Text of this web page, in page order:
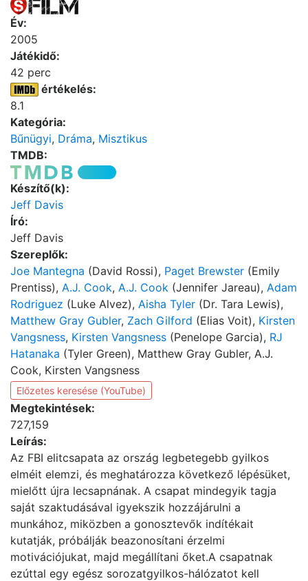
Év:
2005
Játékidő:
42 perc
értékelés:
8.1
Kategória:
Bűnügyi, Dráma, Misztikus
TMDB:
Készítő(k):
Jeff Davis
Író:
Jeff Davis
Szereplők:
Joe Mantegna (David Rossi), Paget Brewster (Emily
Prentiss), A.J. Cook, A.J. Cook (Jennifer Jareau), Adam
Rodriguez (Luke Alvez), Aisha Tyler (Dr. Tara Lewis),
Matthew Gray Gubler, Zach Gilford (Elias Voit), Kirsten
Vangsness, Kirsten Vangsness (Penelope Garcia), RJ
Hatanaka (Tyler Green), Matthew Gray Gubler, A.J.
Cook, Kirsten Vangsness
Előzetes keresése (YouTube)
Megtekintések:
727,159
Leírás:
Az FBI elitcsapata az ország legbetegebb gyilkos
elméit elemzi, és meghatározza következő lépésüket,
mielőtt újra lecsapnának. A csapat mindegyik tagja
saját szaktudásával igyekszik hozzájárulni a
munkához, miközben a gonosztevők indítékait
kutatják, próbálják beazonosítani érzelmi
motivációjukat, majd megállítani őket.A csapatnak
ezúttal egy egész sorozatgyilkos-hálózatot kell